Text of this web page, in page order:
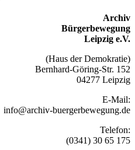
Archiv
Bürgerbewegung
Leipzig e.V.
(Haus der Demokratie)
Bernhard-Göring-Str. 152
04277 Leipzig
E-Mail:
info@archiv-buergerbewegung.de
Telefon:
(0341) 30 65 175